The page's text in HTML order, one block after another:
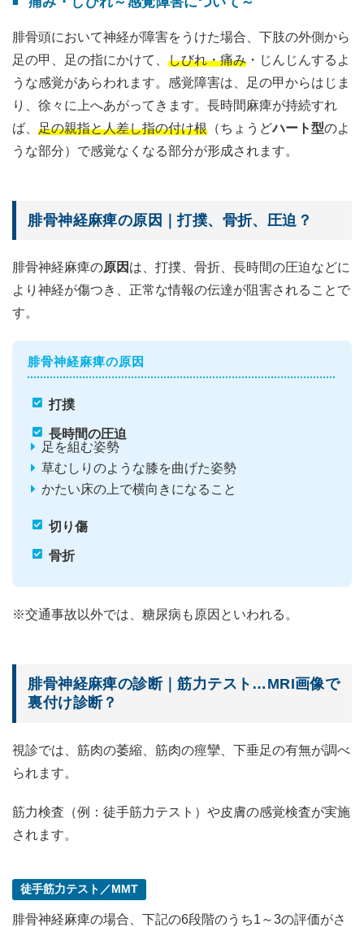
腓骨頭において神経が障害をうけた場合、下肢の外側から
足の甲、足の指にかけて、 しびれ・痛み ・じんじんするよ
うな感覚があらわれます。感覚障害は、足の甲からはじま
り、徐々に上へあがってきます。長時間麻痺が持続すれ
ば、 足の親指と人差し指の付け根 （ちょうどハート型のよ
うな部分）で感覚なくなる部分が形成されます。
腓骨神経麻痺の原因｜打撲、骨折、圧迫？
腓骨神経麻痺の原因 は、打撲、骨折、長時間の圧迫などに
より神経が傷つき、正常な情報の伝達が阻害されることで
す。
腓骨神経麻痺の原因
打撲
長時間の圧迫
足を組む姿勢
草むしりのような膝を曲げた姿勢
かたい床の上で横向きになること
切り傷
骨折
※交通事故以外では、糖尿病も原因といわれる。
腓骨神経麻痺の診断｜筋力テスト…MRI画像で
裏付け診断？
視診では、筋肉の萎縮、筋肉の痙攣、下垂足の有無が調べ
られます。
筋力検査（例：徒手筋力テスト）や皮膚の感覚検査が実施
されます。
徒手筋力テスト／MMT
腓骨神経麻痺の場合、下記の6段階のうち1～3の評価がさ